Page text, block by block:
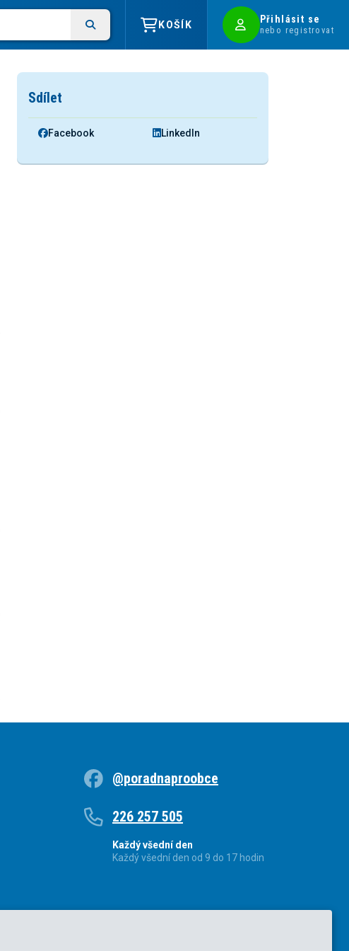
KOŠÍK Přihlásit se
nebo registrovat
Sdílet
Facebook LinkedIn
@poradnaproobce
226 257 505
Každý všední den
Každý všední den od 9 do 17 hodin